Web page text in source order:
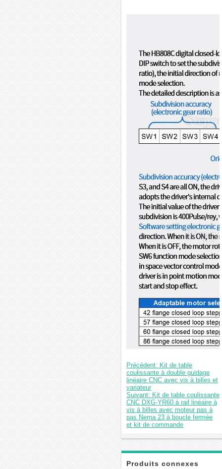
Précédent: Kit de table
coulissante à double guidage
linéaire CNC avec vis à billes et
variateur
Suivant: Kit de table coulissante
CNC DXG-YR60 à rail linéaire à
vis à billes avec moteur pas à
pas Nema 23 à boucle fermée
et kit de commande
Produits connexes